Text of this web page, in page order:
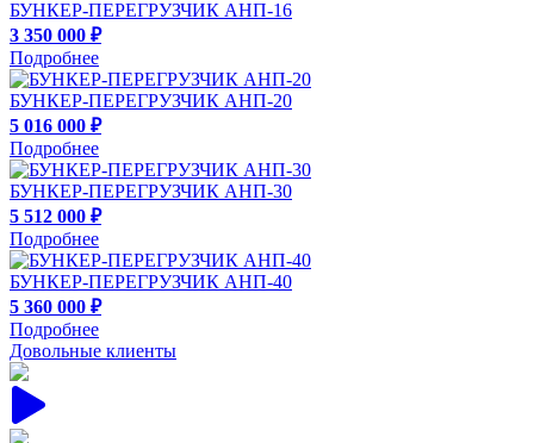
БУНКЕР-ПЕРЕГРУЗЧИК АНП-16
3 350 000 ₽
Подробнее
БУНКЕР-ПЕРЕГРУЗЧИК АНП-20
5 016 000 ₽
Подробнее
БУНКЕР-ПЕРЕГРУЗЧИК АНП-30
5 512 000 ₽
Подробнее
БУНКЕР-ПЕРЕГРУЗЧИК АНП-40
5 360 000 ₽
Подробнее
Довольные клиенты